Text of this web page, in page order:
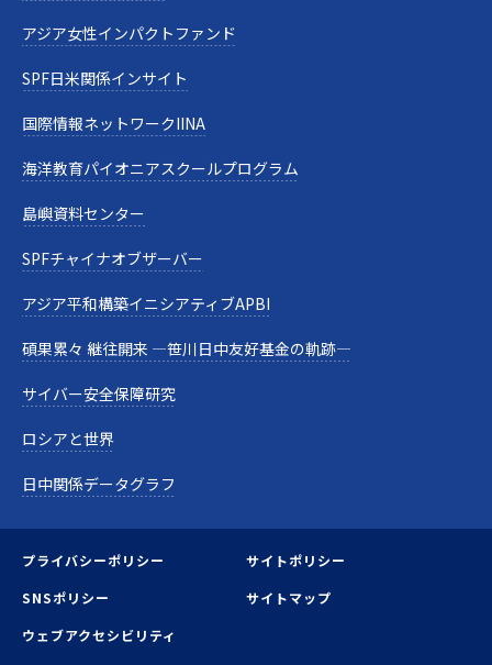
アジア女性インパクトファンド
SPF日米関係インサイト
国際情報ネットワークIINA
海洋教育パイオニアスクールプログラム
島嶼資料センター
SPFチャイナオブザーバー
アジア平和構築イニシアティブAPBI
碩果累々 継往開来 —笹川日中友好基金の軌跡—
サイバー安全保障研究
ロシアと世界
日中関係データグラフ
プライバシーポリシー
サイトポリシー
SNSポリシー
サイトマップ
ウェブアクセシビリティ